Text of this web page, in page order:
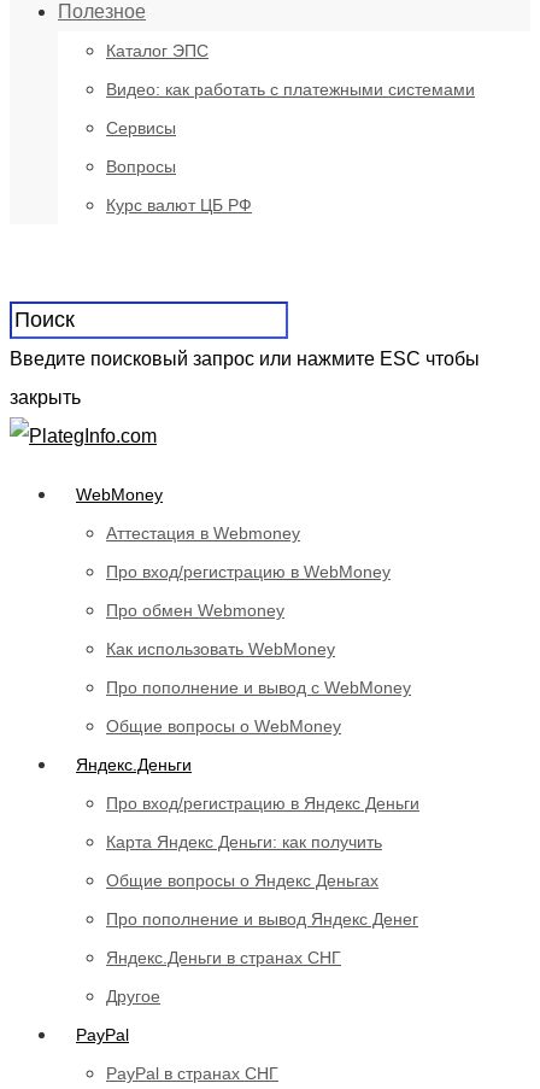
Полезное
Каталог ЭПС
Видео: как работать с платежными системами
Сервисы
Вопросы
Курс валют ЦБ РФ
Введите поисковый запрос или нажмите ESC чтобы
закрыть
WebMoney
Аттестация в Webmoney
Про вход/регистрацию в WebMoney
Про обмен Webmoney
Как использовать WebMoney
Про пополнение и вывод с WebMoney
Общие вопросы о WebMoney
Яндекс.Деньги
Про вход/регистрацию в Яндекс Деньги
Карта Яндекс Деньги: как получить
Общие вопросы о Яндекс Деньгах
Про пополнение и вывод Яндекс Денег
Яндекс.Деньги в странах СНГ
Другое
PayPal
PayPal в странах СНГ